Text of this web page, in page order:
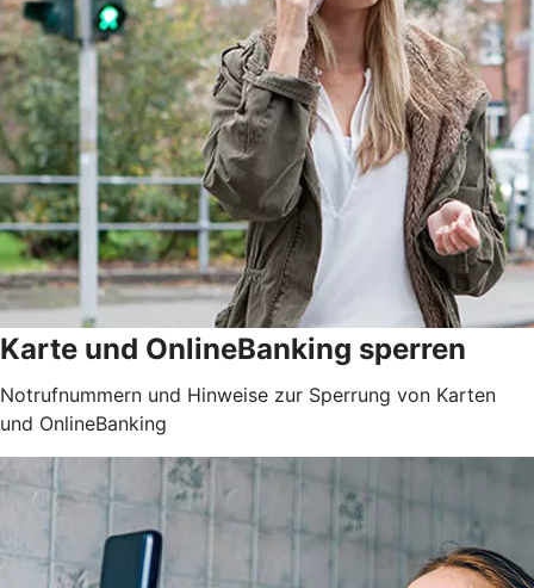
Karte und OnlineBanking sperren
Notrufnummern und Hinweise zur Sperrung von Karten
und OnlineBanking